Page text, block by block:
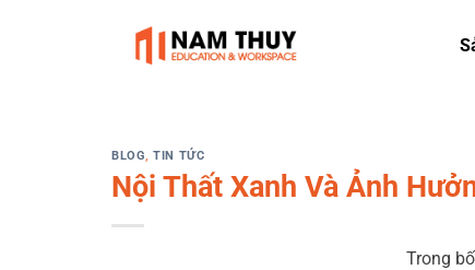
BLOG,TIN TỨC
Nội Thất Xanh Và Ảnh
Trong